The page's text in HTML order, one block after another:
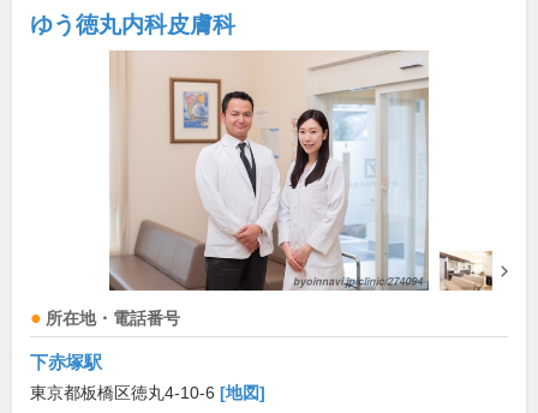
ゆう徳丸内科皮膚科
所在地・電話番号
下赤塚駅
東京都板橋区徳丸4-10-6 [地図]